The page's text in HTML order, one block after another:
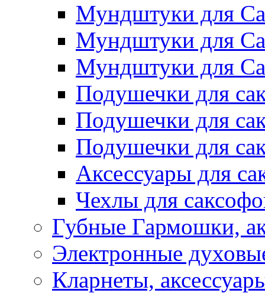
Мундштуки для
Мундштуки для
Мундштуки для
Подушечки для
Подушечки для
Подушечки для
Аксессуары для
Чехлы для
Губные Гармошки,
Электронные
Кларнеты,